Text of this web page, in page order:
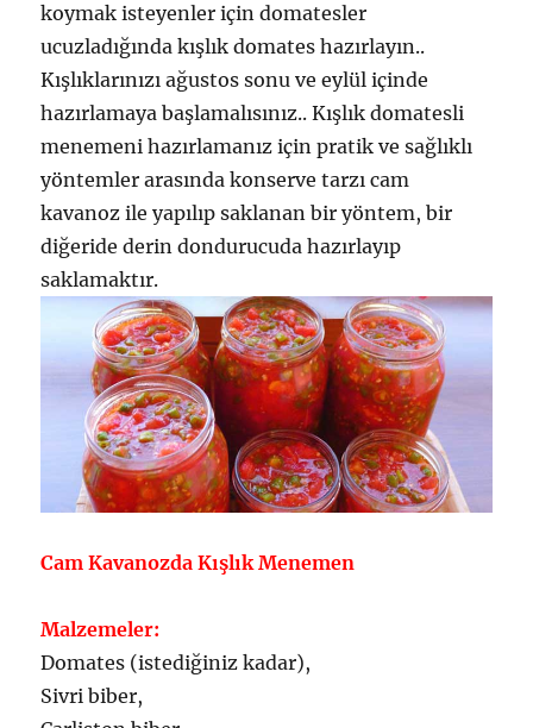
koymak isteyenler için domatesler
ucuzladığında kışlık domates hazırlayın..
Kışlıklarınızı ağustos sonu ve eylül içinde
hazırlamaya başlamalısınız.. Kışlık domatesli
menemeni hazırlamanız için pratik ve sağlıklı
yöntemler arasında konserve tarzı cam
kavanoz ile yapılıp saklanan bir yöntem, bir
diğeride derin dondurucuda hazırlayıp
saklamaktır.
Cam Kavanozda Kışlık Menemen
Malzemeler:
Domates (istediğiniz kadar),
Sivri biber,